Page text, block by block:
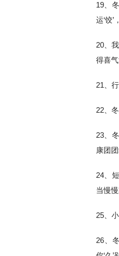
19、
运‘饺
20、
得喜
21、
22、
23、
康团
24、
当慢
25、
26、